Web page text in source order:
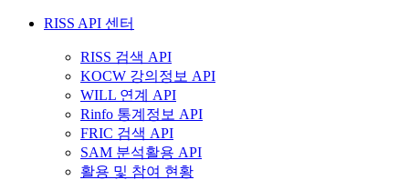
RISS API 센터
RISS 검색 API
KOCW 강의정보 API
WILL 연계 API
Rinfo 통계정보 API
FRIC 검색 API
SAM 분석활용 API
활용 및 참여 현황